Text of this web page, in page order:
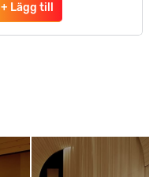
+ Lägg till